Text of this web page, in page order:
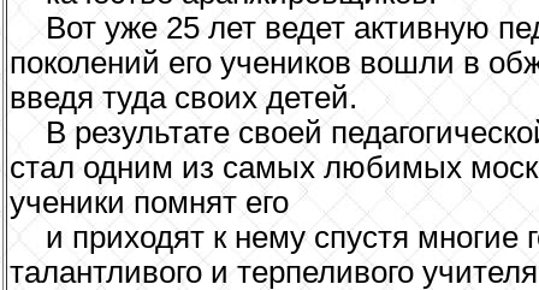
Вот уже 25 лет ведет активную
поколений его учеников вошли в
введя туда своих детей.
В результате своей
стал одним из самых любимых
ученики помнят его
и приходят к нему спустя многие
талантливого и терпеливого